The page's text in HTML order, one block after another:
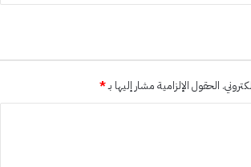
الحقول الإلزامية مشار إليها بـ*